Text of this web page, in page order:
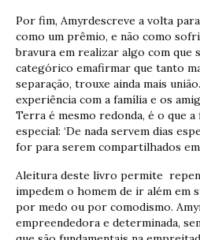
Por fim, Amyrdescreve a volta
como um prêmio, e não como
bravura em realizar algo com que
categórico emafirmar que tanto
separação, trouxe ainda mais
experiência com a família e os
Terra é mesmo redonda, é o que
especial: ‘De nada servem dias
for para serem compartilhados em
Aleitura deste livro permite
impedem o homem de ir além em
por medo ou por comodismo.
empreendedora e determinada,